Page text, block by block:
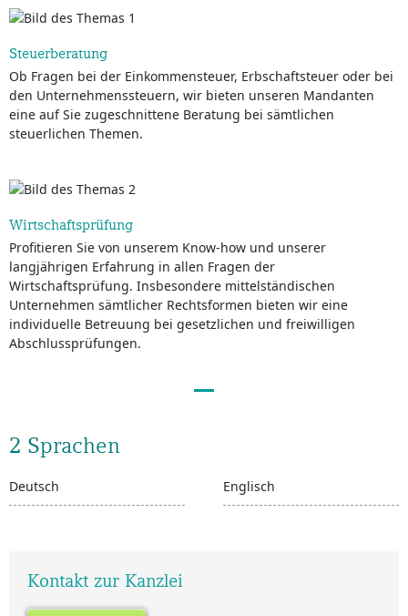
Steuerberatung
Ob Fragen bei der Einkommensteuer, Erbschaftsteuer oder bei
den Unternehmenssteuern, wir bieten unseren Mandanten
eine auf Sie zugeschnittene Beratung bei sämtlichen
steuerlichen Themen.
Wirtschaftsprüfung
Profitieren Sie von unserem Know-how und unserer
langjährigen Erfahrung in allen Fragen der
Wirtschaftsprüfung. Insbesondere mittelständischen
Unternehmen sämtlicher Rechtsformen bieten wir eine
individuelle Betreuung bei gesetzlichen und freiwilligen
Abschlussprüfungen.
2 Sprachen
Deutsch Englisch
Kontakt zur Kanzlei